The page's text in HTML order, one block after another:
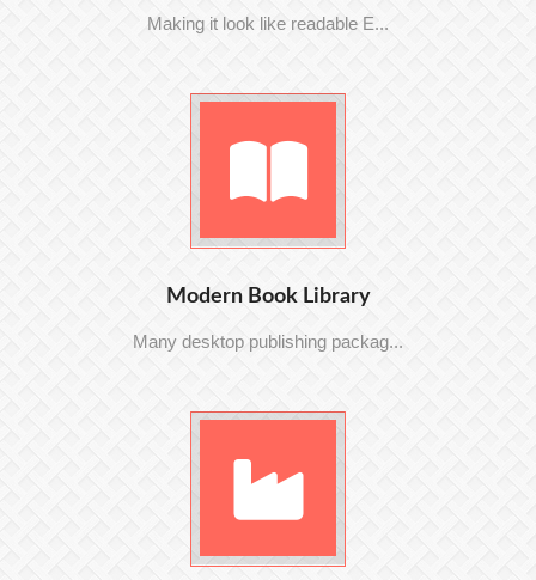
Making it look like readable E...
Modern Book Library
Many desktop publishing packag...